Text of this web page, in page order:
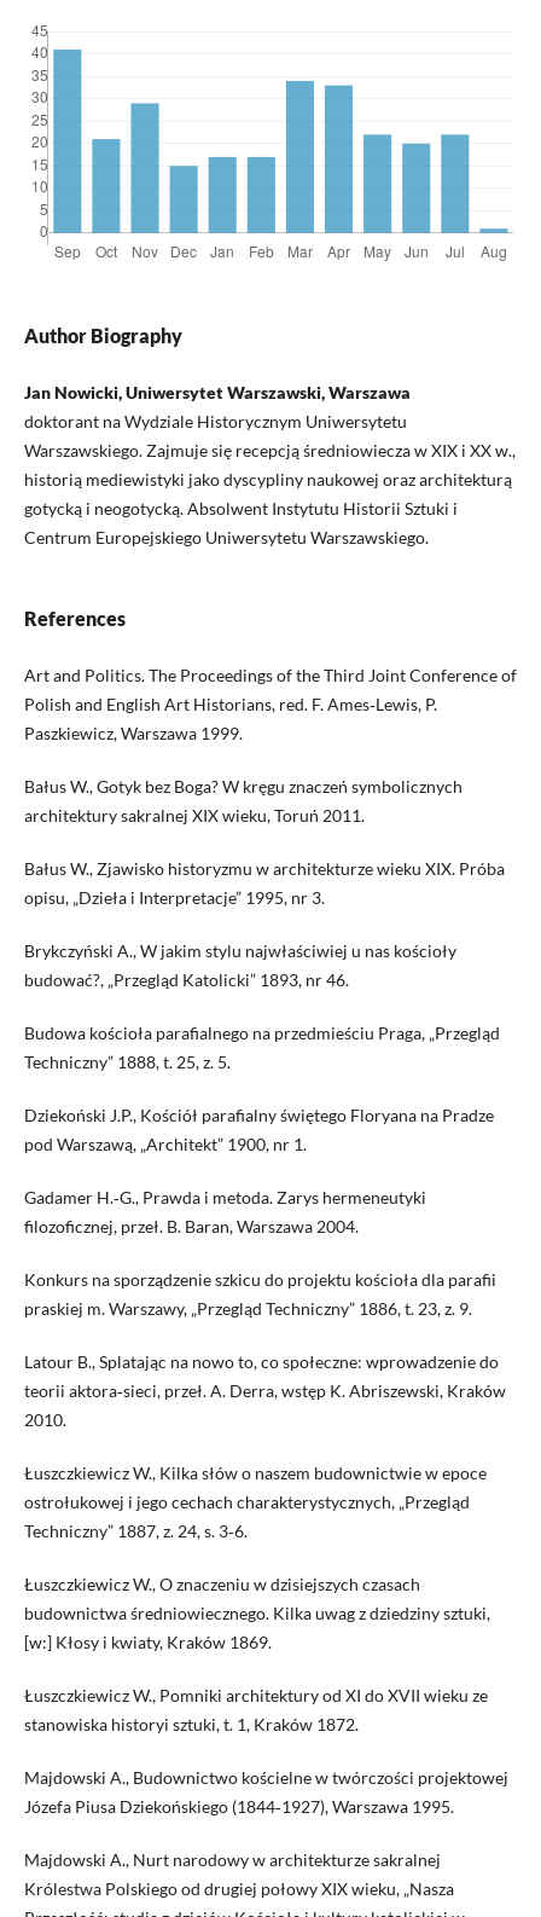
Author Biography
Jan Nowicki, Uniwersytet Warszawski, Warszawa
doktorant na Wydziale Historycznym Uniwersytetu
Warszawskiego. Zajmuje się recepcją średniowiecza w XIX i XX w.,
historią mediewistyki jako dyscypliny naukowej oraz architekturą
gotycką i neogotycką. Absolwent Instytutu Historii Sztuki i
Centrum Europejskiego Uniwersytetu Warszawskiego.
References
Art and Politics. The Proceedings of the Third Joint Conference of
Polish and English Art Historians, red. F. Ames‑Lewis, P.
Paszkiewicz, Warszawa 1999.
Bałus W., Gotyk bez Boga? W kręgu znaczeń symbolicznych
architektury sakralnej XIX wieku, Toruń 2011.
Bałus W., Zjawisko historyzmu w architekturze wieku XIX. Próba
opisu, „Dzieła i Interpretacje” 1995, nr 3.
Brykczyński A., W jakim stylu najwłaściwiej u nas kościoły
budować?, „Przegląd Katolicki” 1893, nr 46.
Budowa kościoła parafialnego na przedmieściu Praga, „Przegląd
Techniczny” 1888, t. 25, z. 5.
Dziekoński J.P., Kościół parafialny świętego Floryana na Pradze
pod Warszawą, „Architekt” 1900, nr 1.
Gadamer H.‑G., Prawda i metoda. Zarys hermeneutyki
filozoficznej, przeł. B. Baran, Warszawa 2004.
Konkurs na sporządzenie szkicu do projektu kościoła dla parafii
praskiej m. Warszawy, „Przegląd Techniczny” 1886, t. 23, z. 9.
Latour B., Splatając na nowo to, co społeczne: wprowadzenie do
teorii aktora‑sieci, przeł. A. Derra, wstęp K. Abriszewski, Kraków
2010.
Łuszczkiewicz W., Kilka słów o naszem budownictwie w epoce
ostrołukowej i jego cechach charakterystycznych, „Przegląd
Techniczny” 1887, z. 24, s. 3‑6.
Łuszczkiewicz W., O znaczeniu w dzisiejszych czasach
budownictwa średniowiecznego. Kilka uwag z dziedziny sztuki,
[w:] Kłosy i kwiaty, Kraków 1869.
Łuszczkiewicz W., Pomniki architektury od XI do XVII wieku ze
stanowiska historyi sztuki, t. 1, Kraków 1872.
Majdowski A., Budownictwo kościelne w twórczości projektowej
Józefa Piusa Dziekońskiego (1844‑1927), Warszawa 1995.
Majdowski A., Nurt narodowy w architekturze sakralnej
Królestwa Polskiego od drugiej połowy XIX wieku, „Nasza